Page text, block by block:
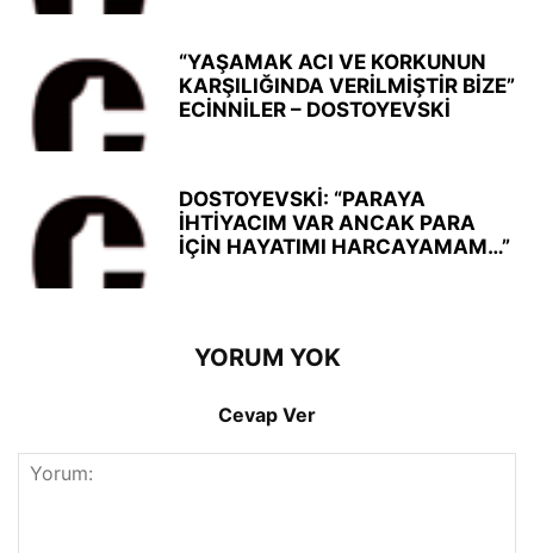
“YAŞAMAK ACI VE KORKUNUN
KARŞILIĞINDA VERİLMİŞTİR BİZE”
ECİNNİLER – DOSTOYEVSKİ
DOSTOYEVSKİ: “PARAYA
İHTİYACIM VAR ANCAK PARA
İÇİN HAYATIMI HARCAYAMAM…”
YORUM YOK
Cevap Ver